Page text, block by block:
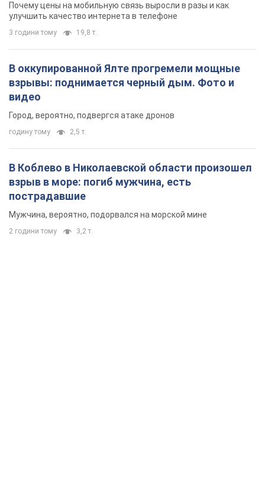
Почему цены на мобильную связь выросли в разы и как
улучшить качество интернета в телефоне
3 години тому 19,8 т.
В оккупированной Ялте прогремели мощные
взрывы: поднимается черный дым. Фото и
видео
Город, вероятно, подвергся атаке дронов
годину тому 2,5 т.
В Коблево в Николаевской области произошел
взрыв в море: погиб мужчина, есть
пострадавшие
Мужчина, вероятно, подорвался на морской мине
2 години тому 3,2 т.